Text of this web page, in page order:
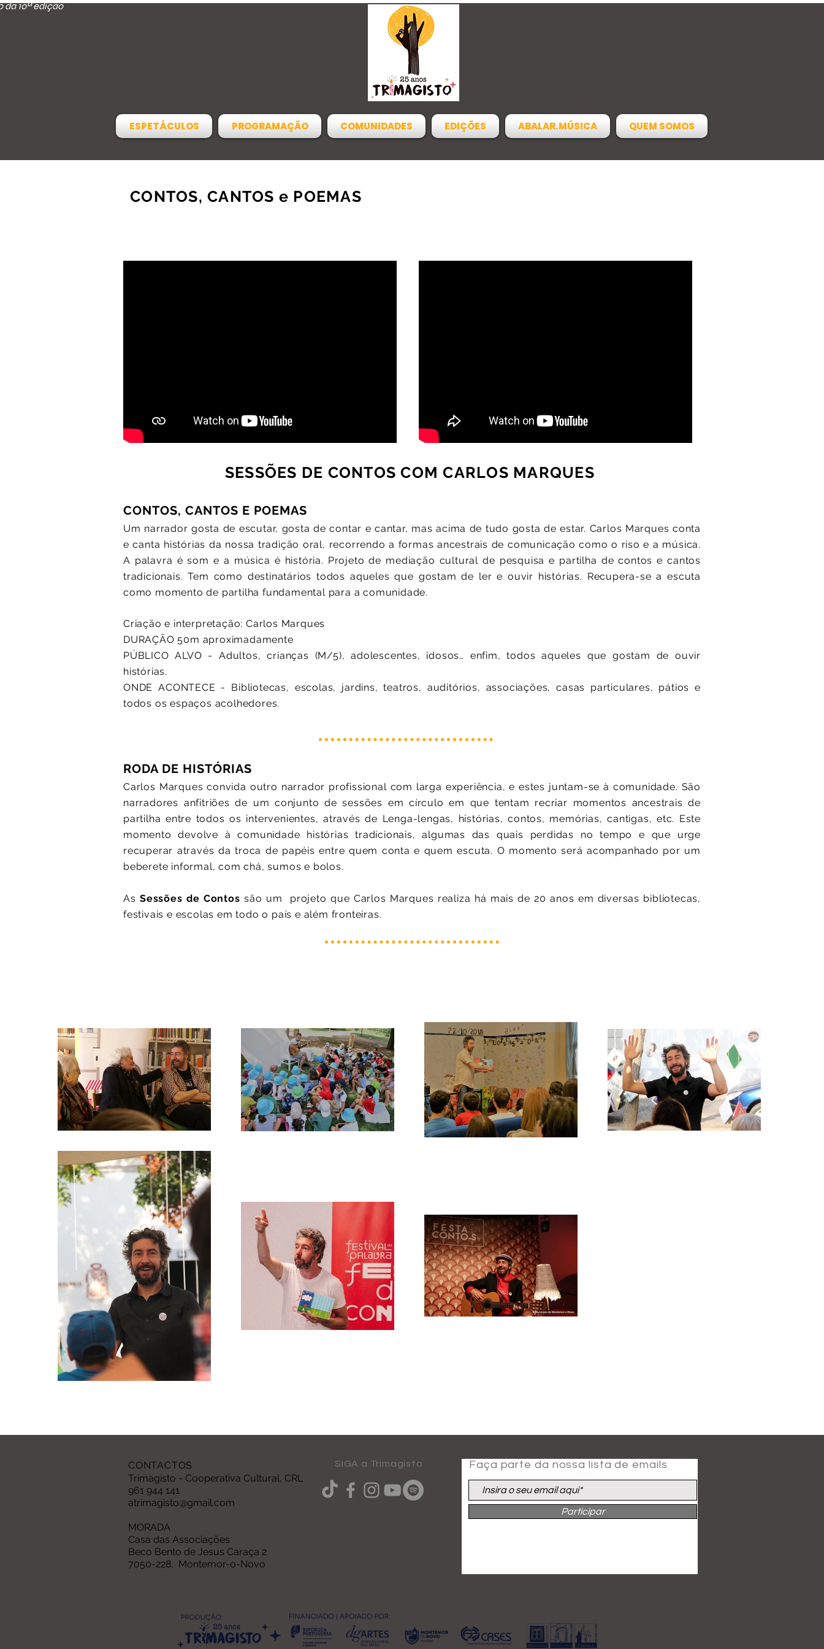
da 10ª edição
ESPETÁCULOS PROGRAMAÇÃO COMUNIDADES EDIÇÕES ABALAR.MÚSICA QUEM SOMOS
CONTOS, CANTOS e POEMAS
SESSÕES DE CONTOS COM CARLOS MARQUES
CONTOS, CANTOS E POEMAS
Um narrador gosta de escutar, gosta de contar e cantar, mas acima de tudo gosta de estar. Carlos Marques conta
e canta histórias da nossa tradição oral, recorrendo a formas ancestrais de comunicação como o riso e a música.
A palavra é som e a música é história. Projeto de mediação cultural de pesquisa e partilha de contos e cantos
tradicionais. Tem como destinatários todos aqueles que gostam de ler e ouvir histórias. Recupera-se a escuta
como momento de partilha fundamental para a comunidade.
Criação e interpretação: Carlos Marques
DURAÇÃO 50m aproximadamente
PÚBLICO ALVO - Adultos, crianças (M/5), adolescentes, idosos… enfim, todos aqueles que gostam de ouvir
histórias.
ONDE ACONTECE - Bibliotecas, escolas, jardins, teatros, auditórios, associações, casas particulares, pátios e
todos os espaços acolhedores.
RODA DE HISTÓRIAS
Carlos Marques convida outro narrador profissional com larga experiência, e estes juntam-se à comunidade. São
narradores anfitriões de um conjunto de sessões em círculo em que tentam recriar momentos ancestrais de
partilha entre todos os intervenientes, através de Lenga-lengas, histórias, contos, memórias, cantigas, etc. Este
momento devolve à comunidade histórias tradicionais, algumas das quais perdidas no tempo e que urge
recuperar através da troca de papéis entre quem conta e quem escuta. O momento será acompanhado por um
beberete informal, com chá, sumos e bolos.
​As Sessões de Contossão um projeto que Carlos Marques realiza há mais de 20 anos em diversas bibliotecas,
festivais e escolas em todo o país e além fronteiras.
CONTACTOS
Trimagisto - Cooperativa Cultural, CRL
961 944 141
atrimagisto@gmail.com
MORADA
Casa das Associações
Beco Bento de Jesus Caraça 2
7050-228, Montemor-o-Novo
SIGA a Trimagisto Faça parte da nossa lista de emails
Participar